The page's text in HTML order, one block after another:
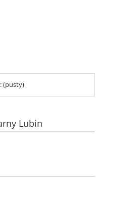
(pusty)
Lubin